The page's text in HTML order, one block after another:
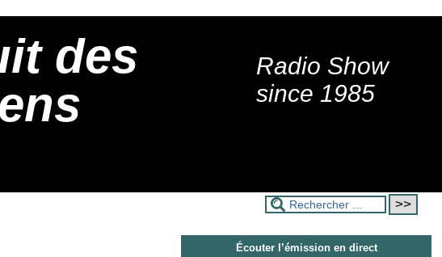
des
Radio Show
since 1985
Écouter l’émission en direct